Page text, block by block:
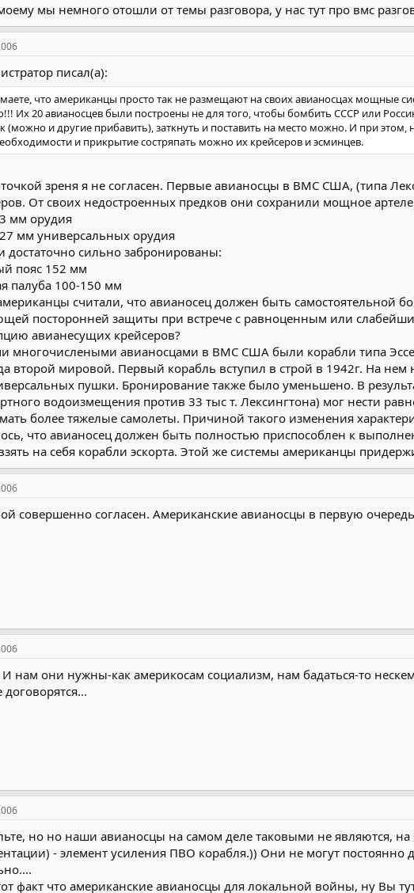
мы немного отошли от темы разговора, у нас тут про вмс
писал(а):
что американцы просто так не размещают на своих авианосцах мощные
Их 20 авианосцев были построены не для того, чтобы бомбить СССР или
(можно и другие прибавить), заткнуть и поставить на место можно. И при
и прикрытие состряпать можно их крейсеров и эсминцев.
точкой зреня я не согласен. Первые авианосцы в ВМС США, (типа
От своих недостроенных предков они сохранили мощное
мм орудия
мм универсальных орудия
достаточно сильно забронированы:
пояс 152 мм
палуба 100-150 мм
считали, что авианосец должен быть самостоятельной
посторонней защиты при встрече с равноценным или
авианесущих крейсеров?
многочислеными авианосцами в ВМС США были корабли типа
второй мировой. Первый корабль вступил в строй в 1942г. На
пушки. Бронирование также было уменьшено. В
водоизмещения против 33 тыс т. Лексингтона) мог нести
более тяжелые самолеты. Причиной такого изменения
что авианосец должен быть полностью приспособлен к
на себя корабли эскорта. Этой же системы американцы
совершенно согласен. Американские авианосцы в первую
нам они нужны-как америкосам социализм, нам бадаться-то
договорятся...
но но наши авианосцы на самом деле таковыми не являются,
- элемент усиления ПВО корабля.)) Они не могут постоянно
факт что американские авианосцы для локальной войны, ну Вы